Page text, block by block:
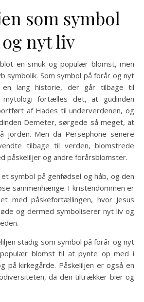
som symbol
nyt liv
en smuk og populær blomst, men
symbolik. Som symbol på forår og nyt
en lang historie, der går tilbage til
fortælles det, at gudinden
af Hades til underverdenen, og
Demeter, sørgede så meget, at
jorden. Men da Persephone senere
tilbage til verden, blomstrede
påskeliljer og andre forårsblomster.
symbol på genfødsel og håb, og den
sammenhænge. I kristendommen er
med påskefortællingen, hvor Jesus
og dermed symboliserer nyt liv og
stadig som symbol på forår og nyt
blomst til at pynte op med i
på kirkegårde. Påskeliljen er også en
da den tiltrækker bier og